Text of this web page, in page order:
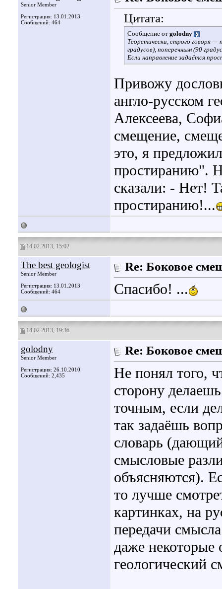
Senior Member
Регистрация: 13.01.2013
Сообщений: 464
Цитата:
Сообщение от golodny
Теоретически, строго говоря
градусов), поперечным (90
Если направление задаётся
Привожу
англо-русском
Алексеева,
смещение,
это, я
простиранию".
сказали: - Нет!
простиранию!...
14.02.2013, 15:02
The best geologist
Senior Member
Регистрация: 13.01.2013
Сообщений: 464
Re: Боковое
Спасибо! ...
14.02.2013, 19:36
golodny
Senior Member
Регистрация: 26.10.2010
Сообщений: 2,435
Re: Боковое
Не понял того,
сторону
точным, если
так задаёшь
словарь
смысловые
объясняются).
то лучше
картинках, на
передачи
даже некоторые
геологический